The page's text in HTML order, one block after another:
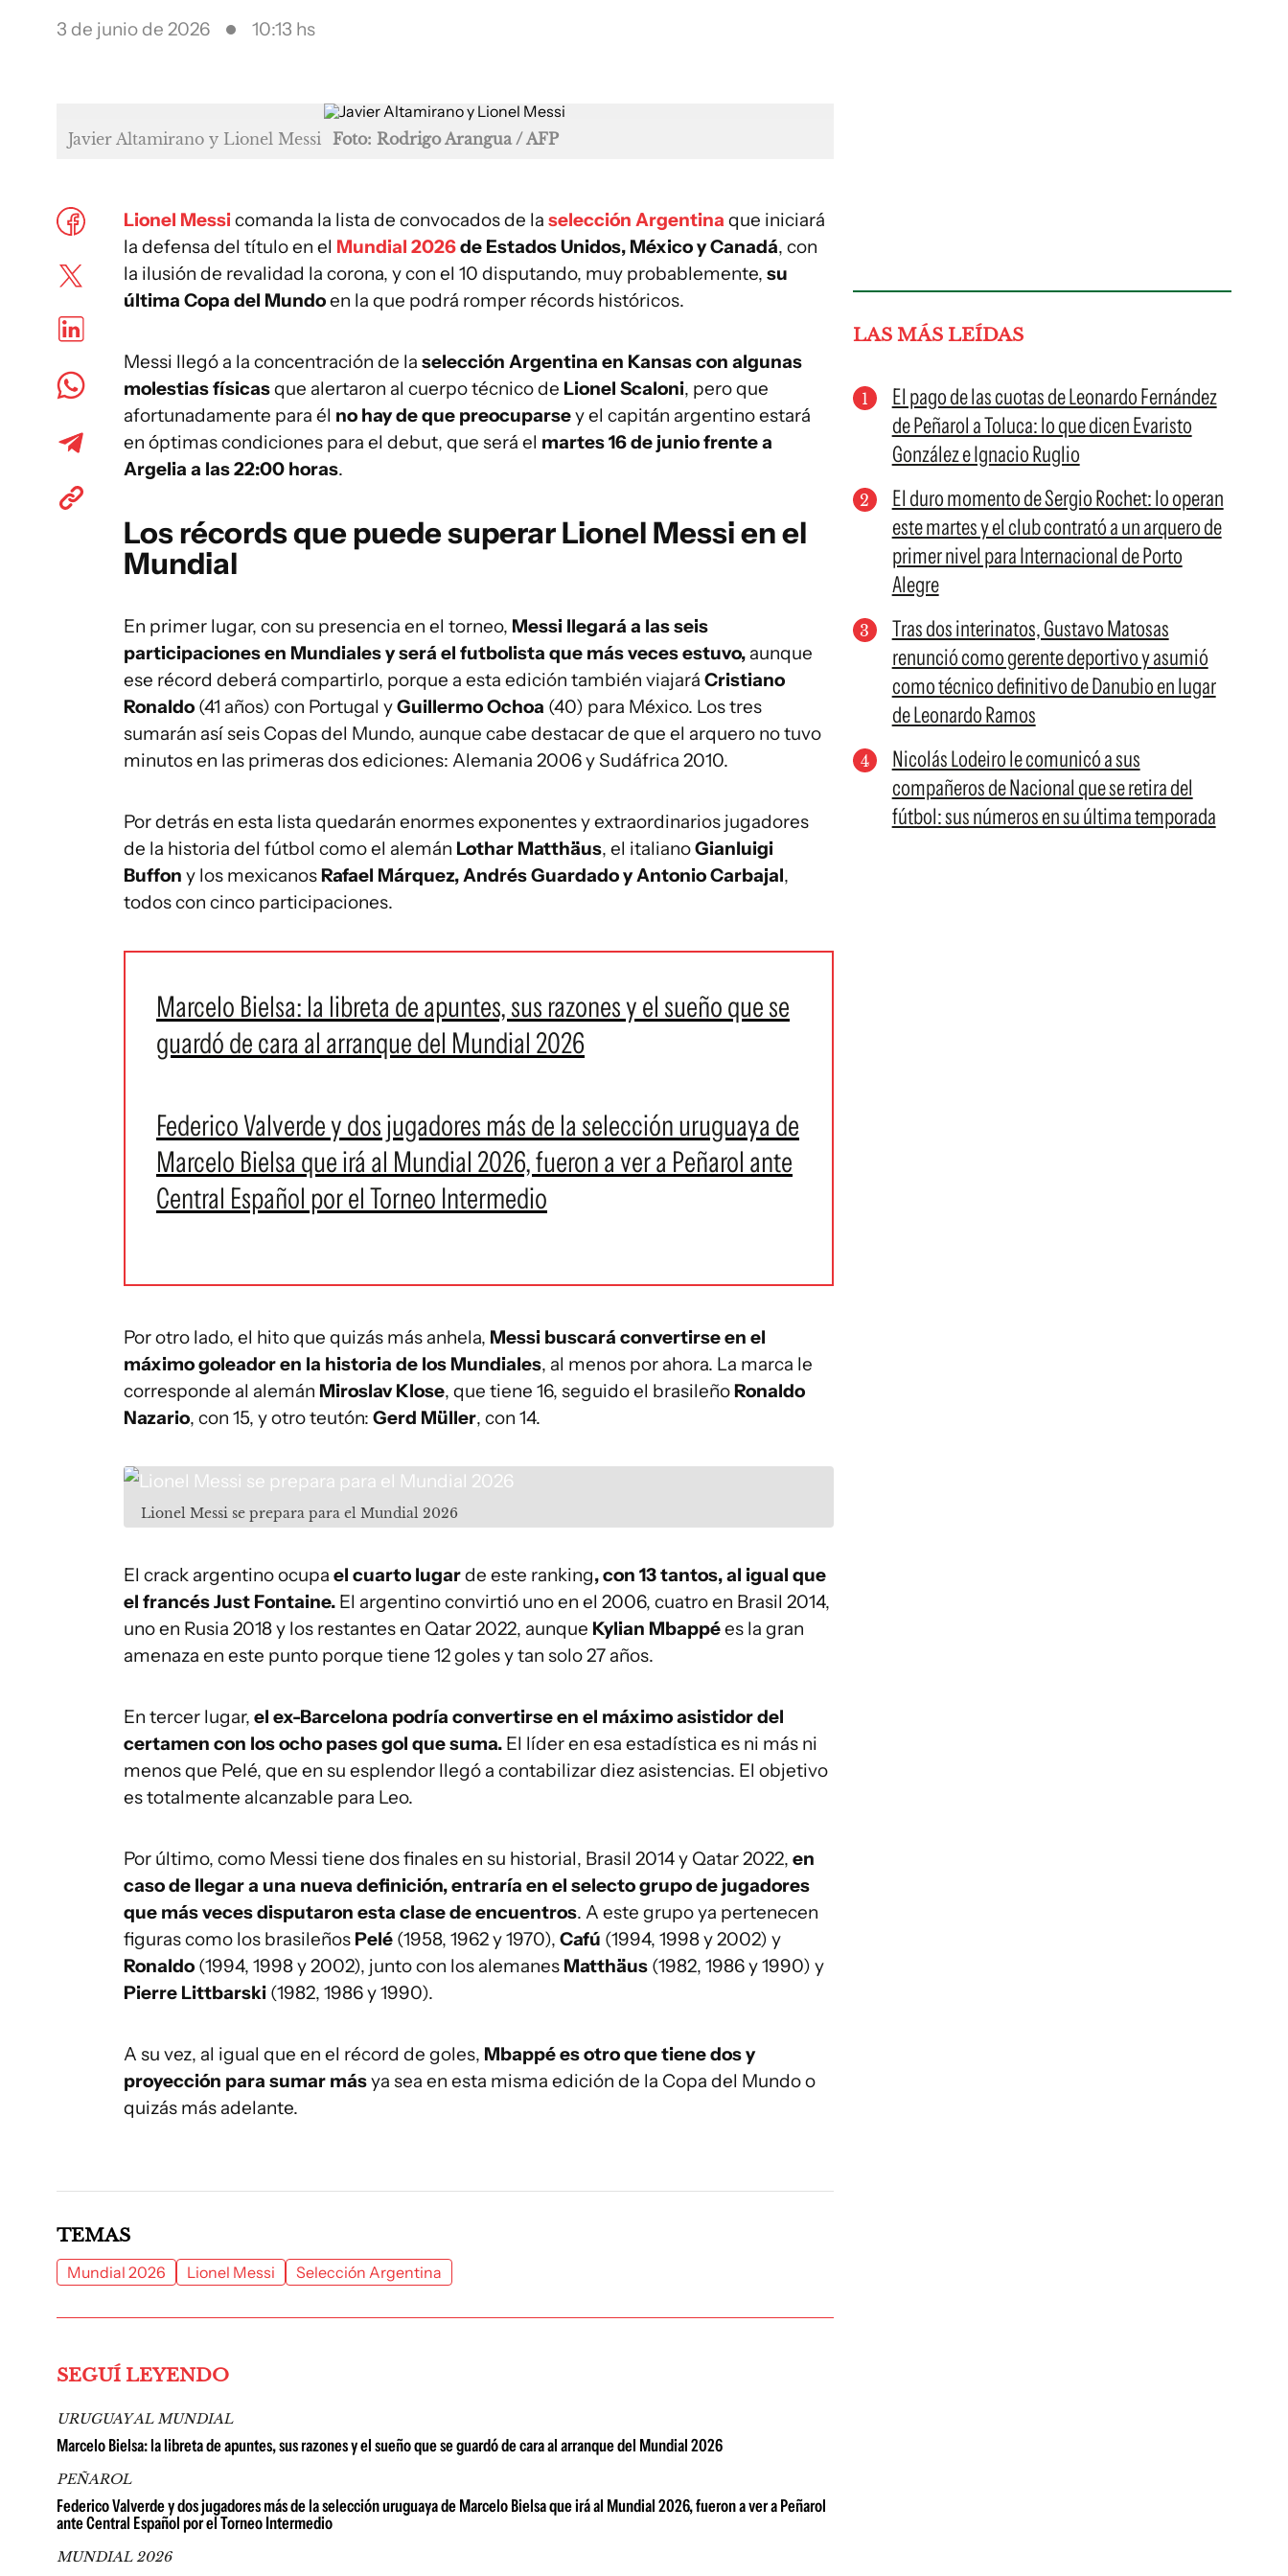
3 de junio de 2026 10:13 hs
Javier Altamirano y Lionel Messi Foto: Rodrigo Arangua / AFP
Lionel Messi comanda la lista de convocados de la selección Argentina que iniciará
la defensa del título en el Mundial 2026de Estados Unidos, México y Canadá, con
la ilusión de revalidad la corona, y con el 10 disputando, muy probablemente, su
última Copa del Mundoen la que podrá romper récords históricos.
Messi llegó a la concentración de la selección Argentina en Kansas con algunas
molestias físicasque alertaron al cuerpo técnico de Lionel Scaloni, pero que
afortunadamente para él no hay de que preocuparsey el capitán argentino estará
en óptimas condiciones para el debut, que será el martes 16 de junio frente a
Argelia a las 22:00 horas.
Los récords que puede superar Lionel Messi en el
Mundial
En primer lugar, con su presencia en el torneo, Messi llegará a las seis
participaciones en Mundiales y será el futbolista que más veces estuvo, aunque
ese récord deberá compartirlo, porque a esta edición también viajará Cristiano
Ronaldo (41 años) con Portugal yGuillermo Ochoa (40) para México. Los tres
sumarán así seis Copas del Mundo, aunque cabe destacar de que el arquero no tuvo
minutos en las primeras dos ediciones: Alemania 2006 y Sudáfrica 2010.
Por detrás en esta lista quedarán enormes exponentes y extraordinarios jugadores
de la historia del fútbol como el alemán Lothar Matthäus, el italianoGianluigi
Buffon y los mexicanosRafael Márquez, Andrés Guardado y Antonio Carbajal,
todos con cinco participaciones.
Marcelo Bielsa: la libreta de apuntes, sus razones y el sueño que se
guardó de cara al arranque del Mundial 2026
Federico Valverde y dos jugadores más de la selección uruguaya de
Marcelo Bielsa que irá al Mundial 2026, fueron a ver a Peñarol ante
Central Español por el Torneo Intermedio
Por otro lado, el hito que quizás más anhela, Messi buscará convertirse en el
máximo goleador en la historia de los Mundiales, al menos por ahora. La marca le
corresponde al alemán Miroslav Klose, que tiene 16, seguido el brasileñoRonaldo
Nazario, con 15, y otro teutón: Gerd Müller, con 14.
Lionel Messi se prepara para el Mundial 2026
El crack argentino ocupa el cuarto lugarde este ranking, con 13 tantos, al igual que
el francés Just Fontaine. El argentino convirtió uno en el 2006, cuatro en Brasil 2014,
uno en Rusia 2018 y los restantes en Qatar 2022, aunque Kylian Mbappées la gran
amenaza en este punto porque tiene 12 goles y tan solo 27 años.
En tercer lugar, el ex-Barcelona podría convertirse en el máximo asistidor del
certamen con los ocho pases gol que suma. El líder en esa estadística es ni más ni
menos que Pelé, que en su esplendor llegó a contabilizar diez asistencias. El objetivo
es totalmente alcanzable para Leo.
Por último, como Messi tiene dos finales en su historial, Brasil 2014 y Qatar 2022, en
caso de llegar a una nueva definición, entraría en el selecto grupo de jugadores
que más veces disputaron esta clase de encuentros. A este grupo ya pertenecen
figuras como los brasileños Pelé (1958, 1962 y 1970), Cafú (1994, 1998 y 2002) y
Ronaldo (1994, 1998 y 2002), junto con los alemanes Matthäus (1982, 1986 y 1990) y
Pierre Littbarski (1982, 1986 y 1990).
A su vez, al igual que en el récord de goles, Mbappé es otro que tiene dos y
proyección para sumar másya sea en esta misma edición de la Copa del Mundo o
quizás más adelante.
LAS MÁS LEÍDAS
El pago de las cuotas de Leonardo Fernández
de Peñarol a Toluca: lo que dicen Evaristo
González e Ignacio Ruglio
El duro momento de Sergio Rochet: lo operan
este martes y el club contrató a un arquero de
primer nivel para Internacional de Porto
Alegre
Tras dos interinatos, Gustavo Matosas
renunció como gerente deportivo y asumió
como técnico definitivo de Danubio en lugar
de Leonardo Ramos
Nicolás Lodeiro le comunicó a sus
compañeros de Nacional que se retira del
fútbol: sus números en su última temporada
TEMAS
Mundial 2026 Lionel Messi Selección Argentina
SEGUÍ LEYENDO
URUGUAY AL MUNDIAL
Marcelo Bielsa: la libreta de apuntes, sus razones y el sueño que se guardó de cara al arranque del Mundial 2026
PEÑAROL
Federico Valverde y dos jugadores más de la selección uruguaya de Marcelo Bielsa que irá al Mundial 2026, fueron a ver a Peñarol
ante Central Español por el Torneo Intermedio
MUNDIAL 2026